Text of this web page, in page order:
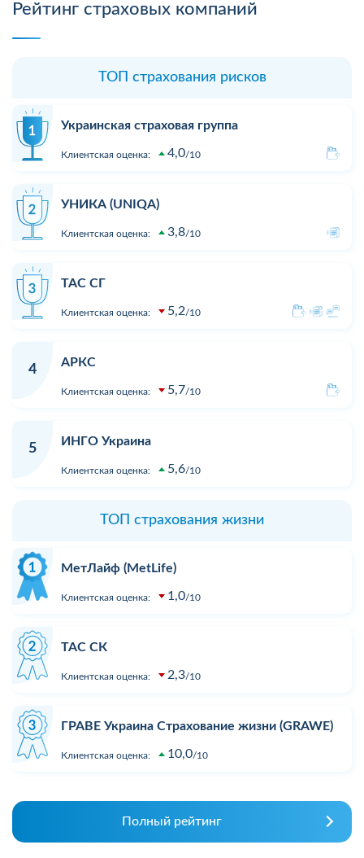
Рейтинг страховых компаний
ТОП страхования рисков
Украинская страховая группа
Клиентская оценка: 4,0 10
УНИКА (UNIQA)
Клиентская оценка: 3,8 10
ТАС СГ
Клиентская оценка: 5,2 10
4
АРКС
Клиентская оценка: 5,7 10
5
ИНГО Украина
Клиентская оценка: 5,6 10
ТОП страхования жизни
МетЛайф (MetLife)
Клиентская оценка: 1,0 10
ТАС СК
Клиентская оценка: 2,3 10
ГРАВЕ Украина Страхование жизни (GRAWE)
Клиентская оценка: 10,0 10
Полный рейтинг